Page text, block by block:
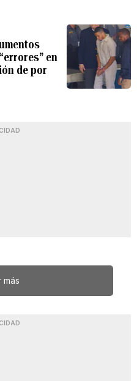
en
de por
más